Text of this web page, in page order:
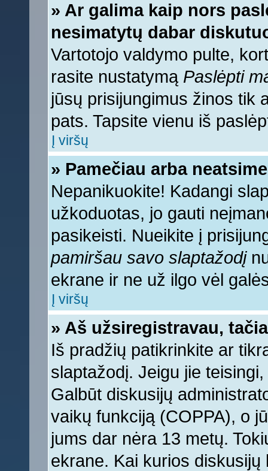
» Ar galima kaip nors
nesimatytų dabar
Vartotojo valdymo pulte,
rasite nustatymą Paslėpti
jūsų prisijungimus žinos tik
pats. Tapsite vienu iš
Į viršų
» Pamečiau arba
Nepanikuokite! Kadangi
užkoduotas, jo gauti
pasikeisti. Nueikite į
pamiršau savo slaptažodį
ekrane ir ne už ilgo vėl
Į viršų
» Aš užsiregistravau,
Iš pradžių patikrinkite ar
slaptažodį. Jeigu jie
Galbūt diskusijų
vaikų funkciją (COPPA), o
jums dar nėra 13 metų.
ekrane. Kai kurios